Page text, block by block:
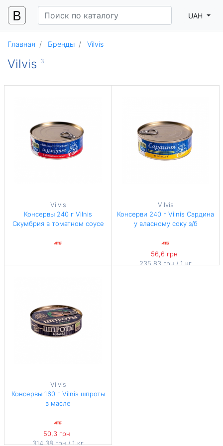
UAH
Главная Бренды Vilvis
Vilvis 3
Vilvis
Консервы 240 г Vilnis
Скумбрия в томатном соусе
Vilvis
Консерви 240 г Vilnis Сардина
у власному соку з/б
56,6 грн
235,83 грн / 1 кг
Vilvis
Консервы 160 г Vilnis шпроты
в масле
50,3 грн
314,38 грн / 1 кг